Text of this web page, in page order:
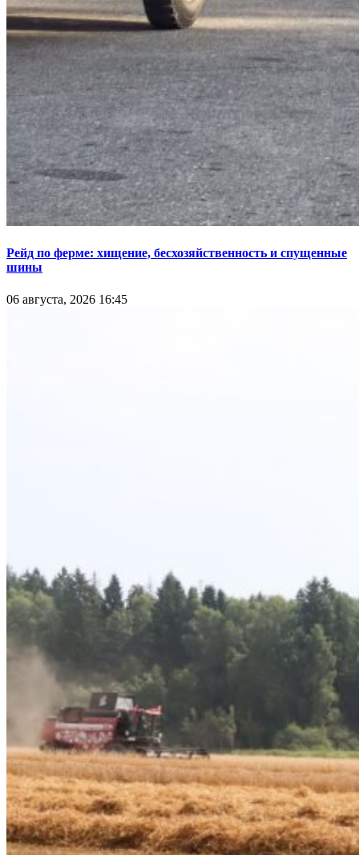
Рейд по ферме: хищение, бесхозяйственность и спущенные
шины
06 августа, 2026 16:45